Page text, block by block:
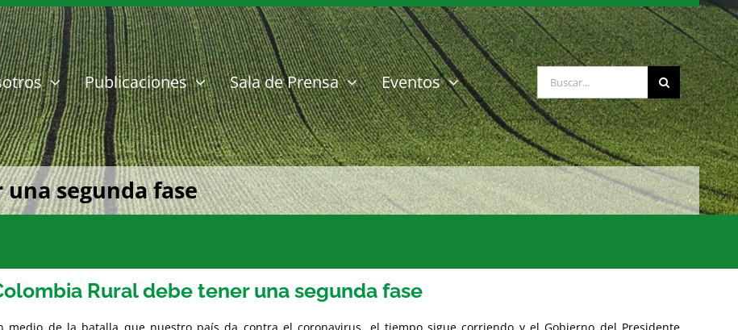
Publicaciones Sala de Prensa Eventos Buscar:
segunda fase
Rural debe tener una segunda fase
medio de la batalla que nuestro país da contra el coronavirus, el tiempo sigue corriendo y el Gobierno del Presidente